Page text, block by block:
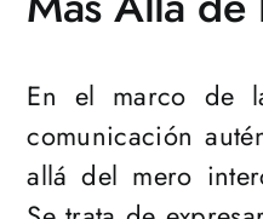
En el marco de
comunicación
allá del mero